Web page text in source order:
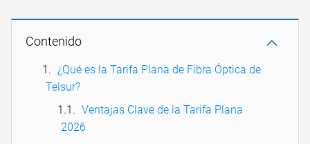
Contenido
¿Qué es la Tarifa Plana de Fibra Óptica de
Telsur?
Ventajas Clave de la Tarifa Plana
2026